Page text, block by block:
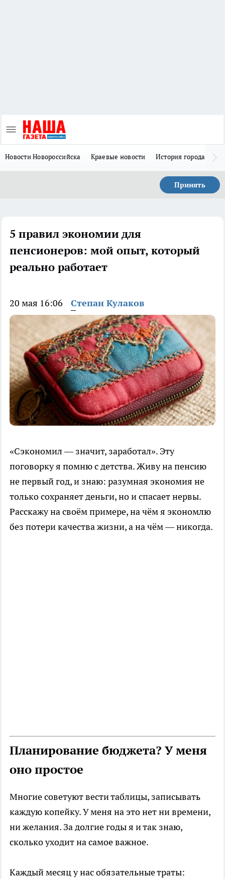
Новости Новороссийска Краевые новости История города Н
Принять
5 правил экономии для
пенсионеров: мой опыт, который
реально работает
20 мая 16:06 Степан Кулаков
«Сэкономил — значит, заработал». Эту
поговорку я помню с детства. Живу на пенсию
не первый год, и знаю: разумная экономия не
только сохраняет деньги, но и спасает нервы.
Расскажу на своём примере, на чём я экономлю
без потери качества жизни, а на чём — никогда.
Планирование бюджета? У меня
оно простое
Многие советуют вести таблицы, записывать
каждую копейку. У меня на это нет ни времени,
ни желания. За долгие годы я и так знаю,
сколько уходит на самое важное.
Каждый месяц у нас обязательные траты: